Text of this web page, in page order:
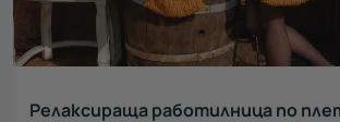
Релаксираща работилница по